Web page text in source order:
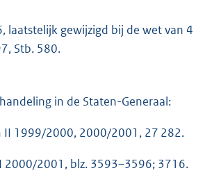
laatstelijk gewijzigd bij de wet van 4
Stb. 580.
in de Staten-Generaal:
II 1999/2000, 2000/2001, 27 282.
2000/2001, blz. 3593–3596; 3716.